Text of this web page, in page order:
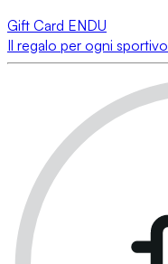
Gift Card ENDU
Il regalo per ogni sportivo